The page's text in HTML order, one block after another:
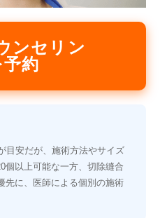
ンセリン
約
目安だが、施術方法やサイズ
個以上可能な一方、切除縫合
先に、医師による個別の施術